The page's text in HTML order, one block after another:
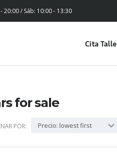
20:00 / Sáb: 10:00 - 13:30
Cita
for sale
POR: Precio: lowest first